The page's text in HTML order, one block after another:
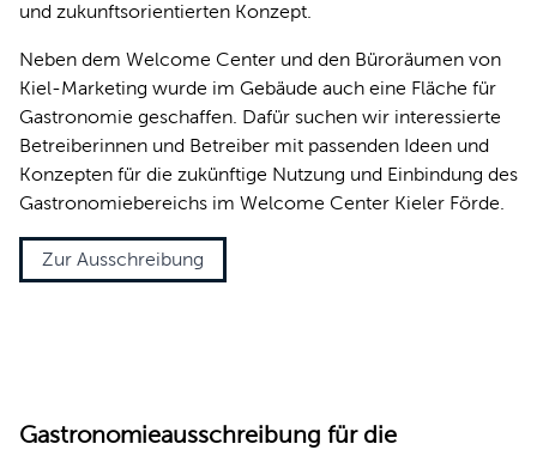
und zukunftsorientierten Konzept.
Neben dem Welcome Center und den Büroräumen von
Kiel-Marketing wurde im Gebäude auch eine Fläche für
Gastronomie geschaffen. Dafür suchen wir interessierte
Betreiberinnen und Betreiber mit passenden Ideen und
Konzepten für die zukünftige Nutzung und Einbindung des
Gastronomiebereichs im Welcome Center Kieler Förde.
Zur Ausschreibung
Gastronomieausschreibung für die